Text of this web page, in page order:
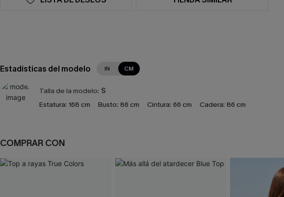
Estadísticas del modelo IN CM
Talla de la modelo: S
Estatura: 168 cm Busto: 86 cm Cintura: 66 cm Cadera: 86 cm
COMPRAR CON